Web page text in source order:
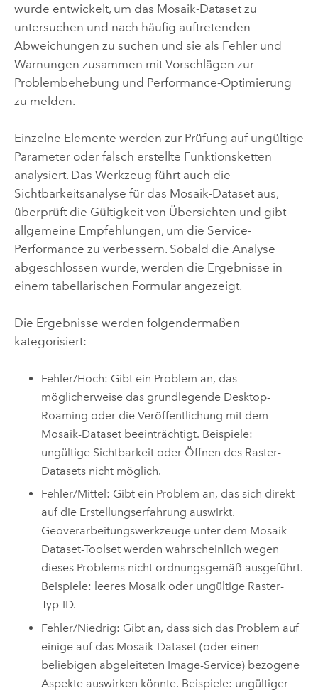
wurde entwickelt, um das Mosaik-Dataset zu
untersuchen und nach häufig auftretenden
Abweichungen zu suchen und sie als Fehler und
Warnungen zusammen mit Vorschlägen zur
Problembehebung und Performance-Optimierung
zu melden.
Einzelne Elemente werden zur Prüfung auf ungültige
Parameter oder falsch erstellte Funktionsketten
analysiert. Das Werkzeug führt auch die
Sichtbarkeitsanalyse für das Mosaik-Dataset aus,
überprüft die Gültigkeit von Übersichten und gibt
allgemeine Empfehlungen, um die Service-
Performance zu verbessern. Sobald die Analyse
abgeschlossen wurde, werden die Ergebnisse in
einem tabellarischen Formular angezeigt.
Die Ergebnisse werden folgendermaßen
kategorisiert:
Fehler/Hoch: Gibt ein Problem an, das
möglicherweise das grundlegende Desktop-
Roaming oder die Veröffentlichung mit dem
Mosaik-Dataset beeinträchtigt. Beispiele:
ungültige Sichtbarkeit oder Öffnen des Raster-
Datasets nicht möglich.
Fehler/Mittel: Gibt ein Problem an, das sich direkt
auf die Erstellungserfahrung auswirkt.
Geoverarbeitungswerkzeuge unter dem Mosaik-
Dataset-Toolset werden wahrscheinlich wegen
dieses Problems nicht ordnungsgemäß ausgeführt.
Beispiele: leeres Mosaik oder ungültige Raster-
Typ-ID.
Fehler/Niedrig: Gibt an, dass sich das Problem auf
einige auf das Mosaik-Dataset (oder einen
beliebigen abgeleiteten Image-Service) bezogene
Aspekte auswirken könnte. Beispiele: ungültiger